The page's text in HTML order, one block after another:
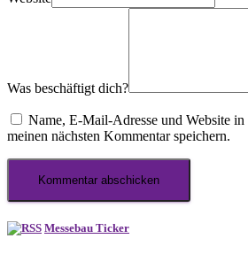
Was beschäftigt dich?
Name, E-Mail-Adresse und Website
meinen nächsten Kommentar speichern.
Messebau Ticker